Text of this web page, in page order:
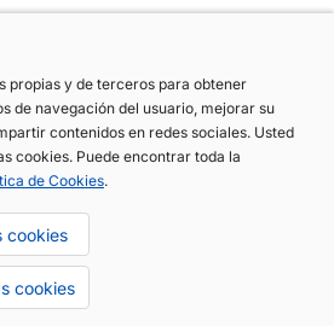
propias y de terceros para obtener
de navegación del usuario, mejorar su
contenidos en redes sociales. Usted
cookies. Puede encontrar toda la
de Cookies.
cookies
cookies
propias y de terceros para obtener
de navegación del usuario, mejorar su
contenidos en redes sociales. Usted
cookies. Puede encontrar toda la
de Cookies.
cookies
cookies
info@motoreto.com
cookies